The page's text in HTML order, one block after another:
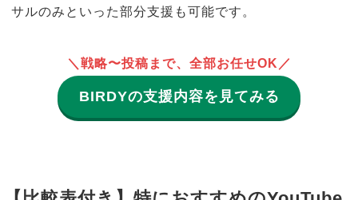
サルのみといった部分支援も可能です。
＼戦略〜投稿まで、全部お任せOK／
BIRDYの支援内容を見てみる